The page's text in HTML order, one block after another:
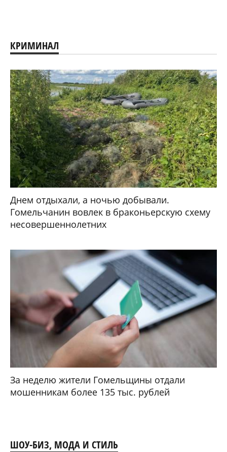
КРИМИНАЛ
Днем отдыхали, а ночью добывали.
Гомельчанин вовлек в браконьерскую схему
несовершеннолетних
За неделю жители Гомельщины отдали
мошенникам более 135 тыс. рублей
ШОУ-БИЗ, МОДА И СТИЛЬ